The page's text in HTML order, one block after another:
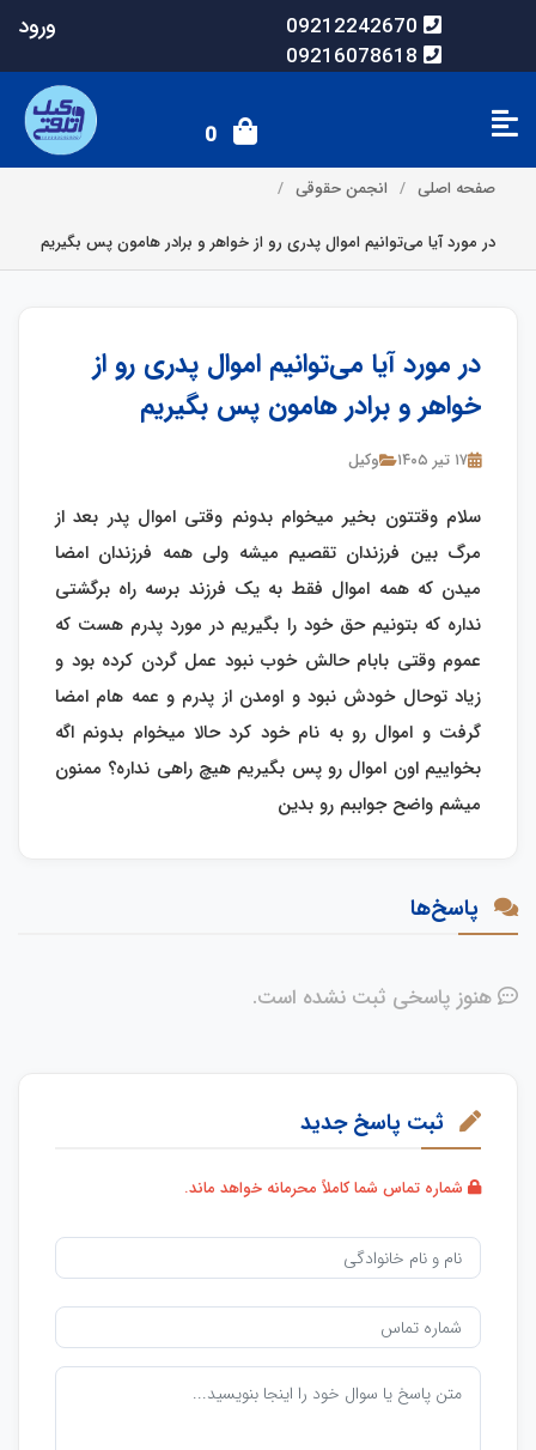
09212242670
09216078618
ورود
0
صفحه اصلی انجمن حقوقی
در مورد آیا می‌توانیم اموال پدری رو از خواهر و برادر هامون پس بگیریم
در مورد آیا می‌توانیم اموال پدری رو از
خواهر و برادر هامون پس بگیریم
۱۷ تیر ۱۴۰۵ وکیل
سلام وقتتون بخیر میخوام بدونم وقتی اموال پدر بعد از
مرگ بین فرزندان تقصیم میشه ولی همه فرزندان امضا
میدن که همه اموال فقط به یک فرزند برسه راه برگشتی
نداره که بتونیم حق خود را بگیریم در مورد پدرم هست که
عموم وقتی بابام حالش خوب نبود عمل گردن کرده بود و
زیاد توحال خودش نبود و اومدن از پدرم و عمه هام امضا
گرفت و اموال رو به نام خود کرد حالا میخوام بدونم اگه
بخواییم اون اموال رو پس‌ بگیریم هیچ راهی نداره؟ ممنون
میشم واضح جواببم رو بدین
پاسخ‌ها
هنوز پاسخی ثبت نشده است.
ثبت پاسخ جدید
شماره تماس شما کاملاً محرمانه خواهد ماند.